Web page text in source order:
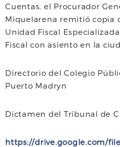
Cuentas, el Procurador
Miquelarena remitió copia
Unidad Fiscal
Fiscal con asiento en la
Directorio del Colegio
Puerto Madryn
Dictamen del Tribunal de
https://drive.google.com/